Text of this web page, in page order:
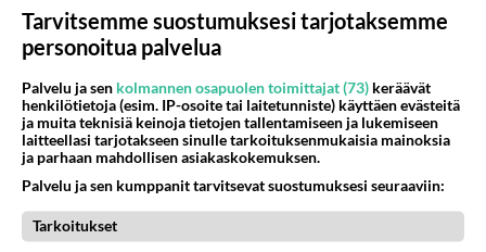
Tarvitsemme suostumuksesi tarjotaksemme
personoitua palvelua
Palvelu ja sen kolmannen osapuolen toimittajat (73) keräävät
henkilötietoja (esim. IP-osoite tai laitetunniste) käyttäen evästeitä
ja muita teknisiä keinoja tietojen tallentamiseen ja lukemiseen
laitteellasi tarjotakseen sinulle tarkoituksenmukaisia mainoksia
ja parhaan mahdollisen asiakaskokemuksen.
Palvelu ja sen kumppanit tarvitsevat suostumuksesi seuraaviin:
Tarkoitukset